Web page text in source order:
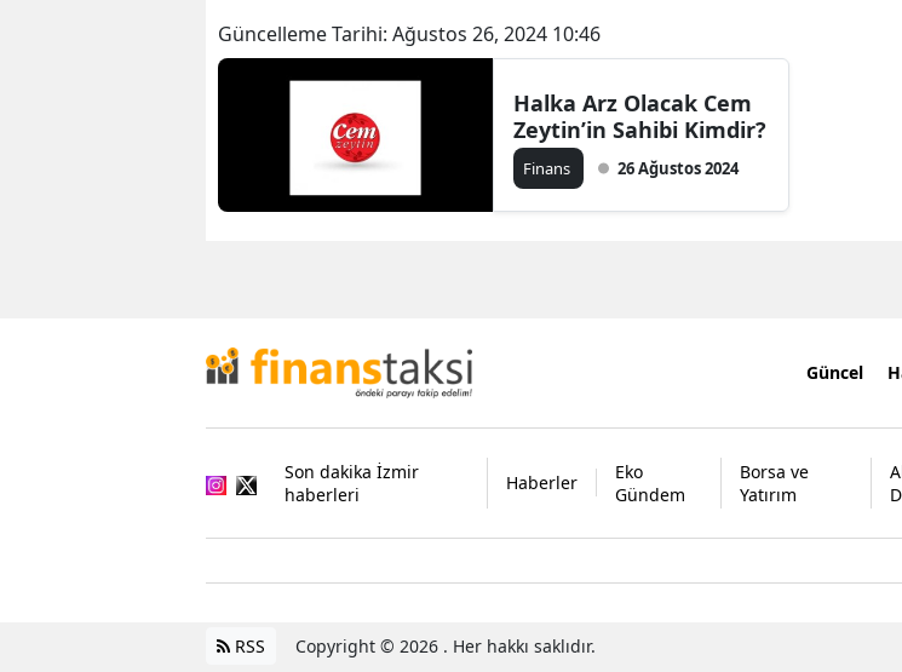
Güncelleme Tarihi: Ağustos 26, 2024 10:46
Halka Arz Olacak Cem
Zeytin’in Sahibi Kimdir?
Finans 26 Ağustos 2024
Güncel
Son dakika İzmir
haberleri
Haberler
Eko
Gündem
Borsa ve
Yatırım
RSS Copyright © 2026 . Her hakkı saklıdır.